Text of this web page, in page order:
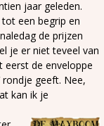
jaar geleden.
een begrip en
de prijzen
je er niet teveel van
eerst de enveloppe
rondje geeft. Nee,
kan ik je